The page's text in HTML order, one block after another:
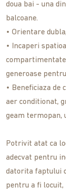
doua bai - una
balcoane.
• Orientare
• Incaperi
generoase
• Beneficiaza de
aer conditionat,
geam termopan,
Potrivit atat ca
adecvat pentru
datorita faptului
pentru a fi